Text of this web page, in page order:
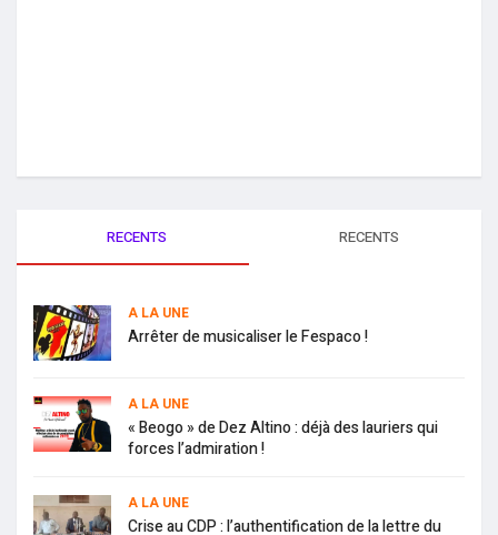
RECENTS RECENTS
A LA UNE
Arrêter de musicaliser le Fespaco !
A LA UNE
« Beogo » de Dez Altino : déjà des lauriers qui
forces l’admiration !
A LA UNE
Crise au CDP : l’authentification de la lettre du